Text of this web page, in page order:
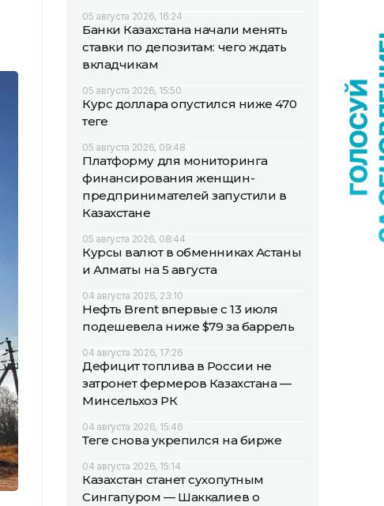
05 августа 2026, 16:24
Банки Казахстана начали менять
ставки по депозитам: чего ждать
вкладчикам
05 августа 2026, 15:50
Курс доллара опустился ниже 470
теңге
05 августа 2026, 09:48
Платформу для мониторинга
финансирования женщин-
предпринимателей запустили в
Казахстане
05 августа 2026, 08:44
Курсы валют в обменниках Астаны
и Алматы на 5 августа
04 августа 2026, 23:10
Нефть Brent впервые с 13 июля
подешевела ниже $79 за баррель
04 августа 2026, 17:26
Дефицит топлива в России не
затронет фермеров Казахстана —
Минсельхоз РК
04 августа 2026, 15:46
Теңге снова укрепился на бирже
04 августа 2026, 15:14
Казахстан станет сухопутным
Сингапуром — Шаккалиев о